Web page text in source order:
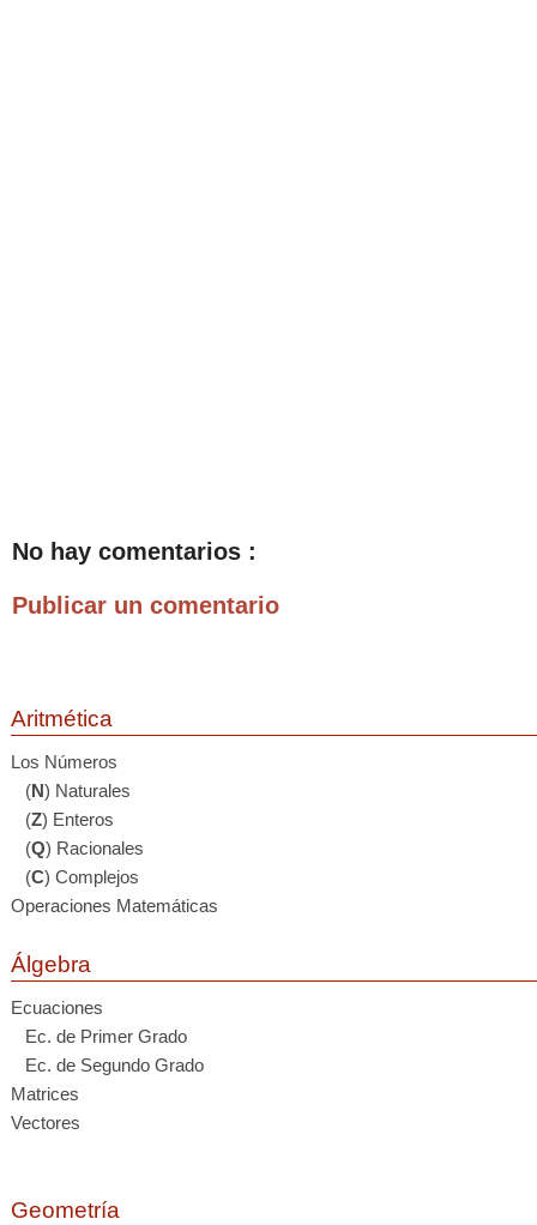
No hay comentarios :
Publicar un comentario
Aritmética
Los Números
(N) Naturales
(Z) Enteros
(Q) Racionales
(C) Complejos
Operaciones Matemáticas
Álgebra
Ecuaciones
Ec. de Primer Grado
Ec. de Segundo Grado
Matrices
Vectores
Geometría